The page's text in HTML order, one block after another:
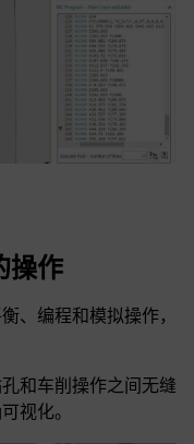
操作
、编程和模拟操作，
和车削操作之间无缝
视化。